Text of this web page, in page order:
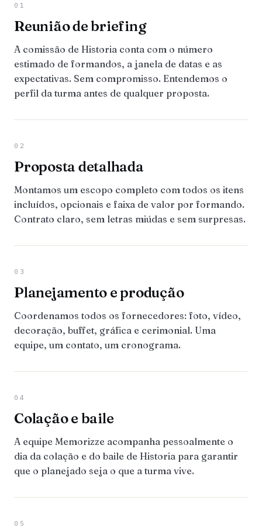
01
Reunião de briefing
A comissão de Historia conta com o número
estimado de formandos, a janela de datas e as
expectativas. Sem compromisso. Entendemos o
perfil da turma antes de qualquer proposta.
02
Proposta detalhada
Montamos um escopo completo com todos os itens
incluídos, opcionais e faixa de valor por formando.
Contrato claro, sem letras miúdas e sem surpresas.
03
Planejamento e produção
Coordenamos todos os fornecedores: foto, vídeo,
decoração, buffet, gráfica e cerimonial. Uma
equipe, um contato, um cronograma.
04
Colação e baile
A equipe Memorizze acompanha pessoalmente o
dia da colação e do baile de Historia para garantir
que o planejado seja o que a turma vive.
05